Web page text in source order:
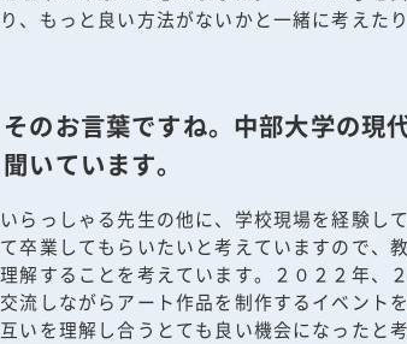
、もっと良い方法がないかと一緒に考えた
のお言葉ですね。中部大学の現
いています。
っしゃる先生の他に、学校現場を経験し
卒業してもらいたいと考えていますので、
解することを考えています。２０２２年、
流しながらアート作品を制作するイベント
を理解し合うとても良い機会になったと考